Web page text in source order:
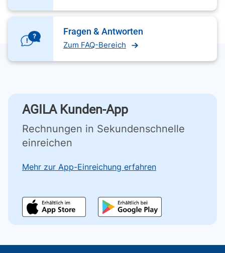
Fragen & Antworten
Zum FAQ-Bereich
AGILA Kunden-App
Rechnungen in Sekundenschnelle
einreichen
Mehr zur App-Einreichung erfahren